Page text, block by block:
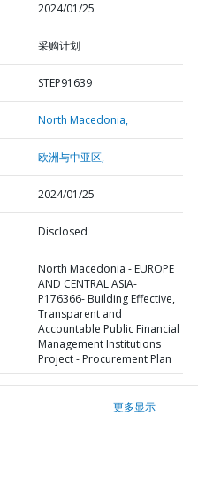
2024/01/25
采购计划
STEP91639
North Macedonia,
欧洲与中亚区,
2024/01/25
Disclosed
North Macedonia - EUROPE
AND CENTRAL ASIA-
P176366- Building Effective,
Transparent and
Accountable Public Financial
Management Institutions
Project - Procurement Plan
更多显示